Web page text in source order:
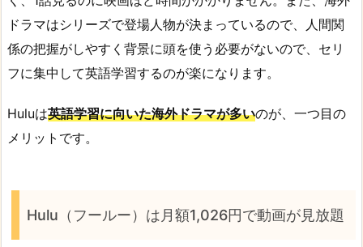
ドラマはシリーズで登場人物が決まっているので、人間関
係の把握がしやすく背景に頭を使う必要がないので、セリ
フに集中して英語学習するのが楽になります。
Huluは英語学習に向いた海外ドラマが多いのが、一つ目の
メリットです。
Hulu（フールー）は月額1,026円で動画が見放題